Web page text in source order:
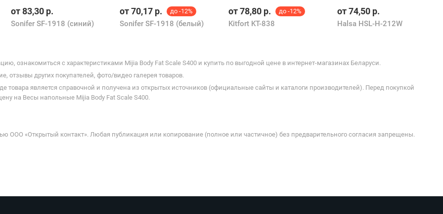
от83,30 р.
Sonifer SF-1918 (синий)
от70,17 р. до -12%
Sonifer SF-1918 (белый)
от78,80 р. до -12%
Kitfort KT-838
от74,50 р.
Halsa HSL-H-212W
ознакомиться с характеристиками Mijia Body Fat Scale S400 и купить по выгодной цене в интернет-магазинах Беларуси.
отзывы других покупателей, фото/видео галерея товаров.
товара является справочной и получена из открытых источников (официальные сайты и каталоги производителей). Перед покупкой
на Весы напольные Mijia Body Fat Scale S400.
ООО «Открытый контакт». Любая публикация или копирование (полное или частичное) без предварительного согласия запрещены.